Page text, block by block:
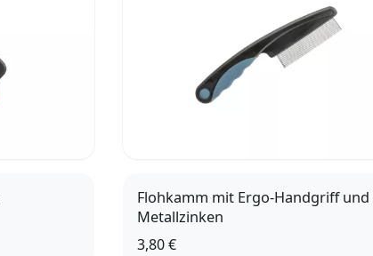
Flohkamm mit Ergo-Handgriff und
Metallzinken
3,80 €